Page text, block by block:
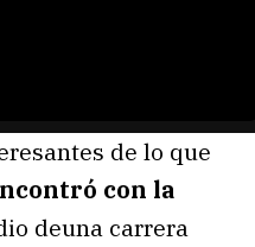
de lo que
con la
deuna carrera